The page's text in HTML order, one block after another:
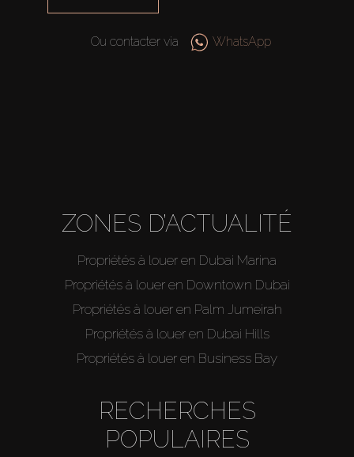
Ou contacter via WhatsApp
ZONES D’ACTUALITÉ
Propriétés à louer en Dubai Marina
Propriétés à louer en Downtown Dubai
Propriétés à louer en Palm Jumeirah
Propriétés à louer en Dubai Hills
Propriétés à louer en Business Bay
RECHERCHES
POPULAIRES